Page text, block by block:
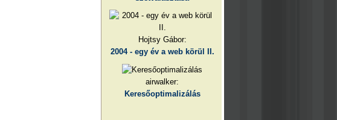
Hojtsy Gábor:
2004 - egy év a web körül II.
airwalker:
Keresőoptimalizálás